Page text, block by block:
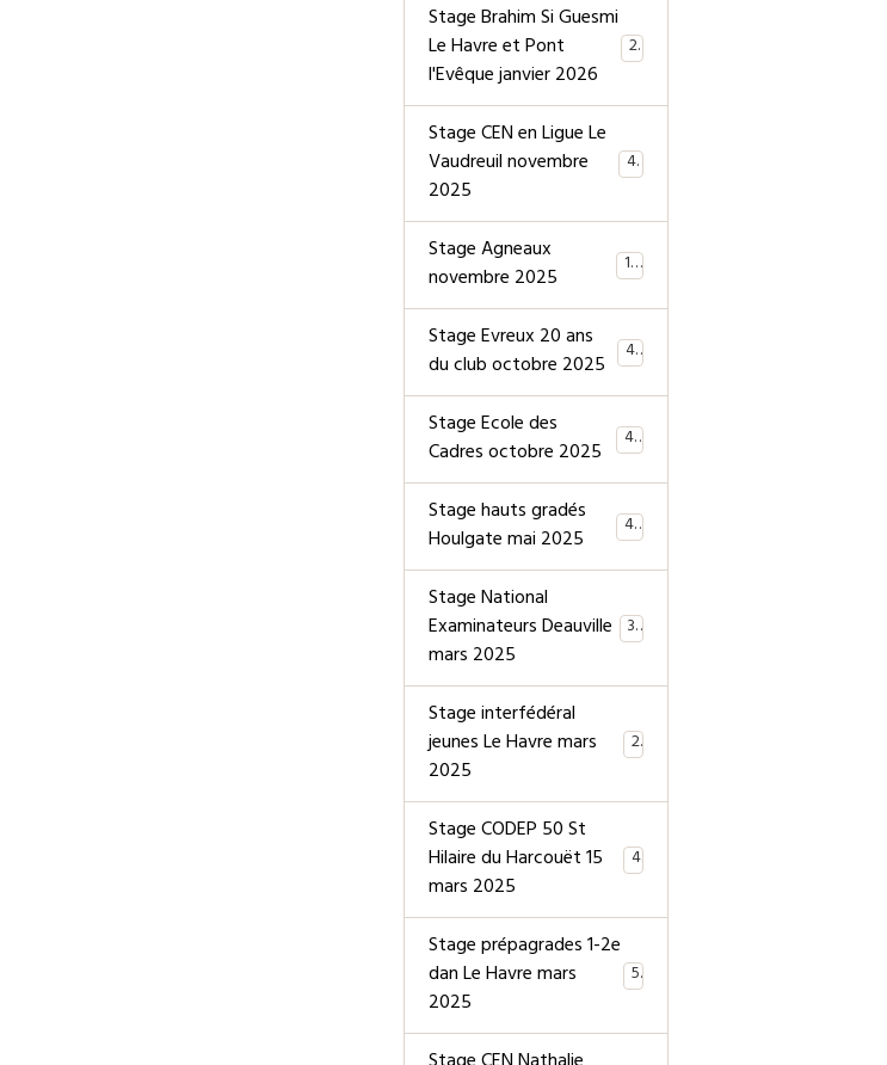
Stage Brahim Si Guesmi
Le Havre et Pont
l'Evêque janvier 2026
28
Stage CEN en Ligue Le
Vaudreuil novembre
2025
40
Stage Agneaux
novembre 2025
19
Stage Evreux 20 ans
du club octobre 2025
40
Stage Ecole des
Cadres octobre 2025
40
Stage hauts gradés
Houlgate mai 2025
44
Stage National
Examinateurs Deauville
mars 2025
39
Stage interfédéral
jeunes Le Havre mars
2025
2
Stage CODEP 50 St
Hilaire du Harcouët 15
mars 2025
4
Stage prépagrades 1-2e
dan Le Havre mars
2025
5